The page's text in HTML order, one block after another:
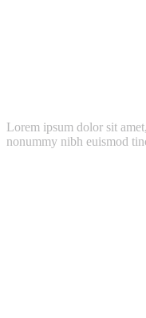
Lorem ipsum dolor sit
nonummy nibh euismod